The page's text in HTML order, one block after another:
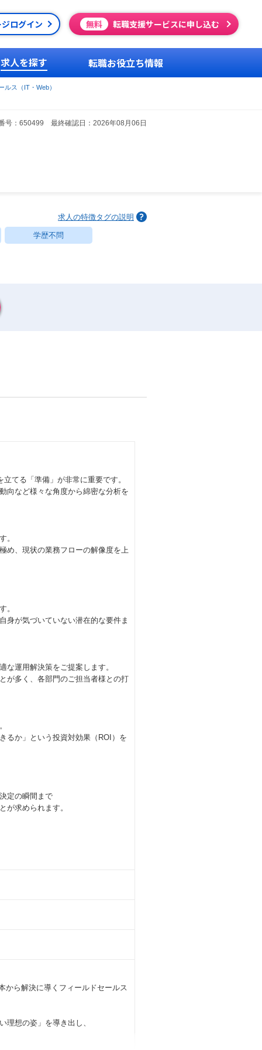
ログイン 無料 転職支援サービスに申し込む
求人を探す 転職お役立ち情報
ルス（IT・Web）
号：650499 最終確認日：2026年08月06日
求人の特徴タグの説明
学歴不問
てる「準備」が非常に重要です。
向など様々な角度から綿密な分析を
。
め、現状の業務フローの解像度を上
。
身が気づいていない潜在的な要件ま
な運用解決策をご提案します。
が多く、各部門のご担当者様との打
るか」という投資対効果（ROI）を
定の瞬間まで
が求められます。
から解決に導くフィールドセールス
理想の姿」を導き出し、